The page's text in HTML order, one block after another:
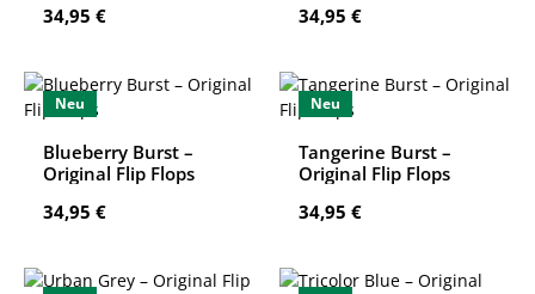
Regulärer Preis:
34,95 €
Regulärer Preis:
34,95 €
Neu
Blueberry Burst –
Original Flip Flops
Regulärer Preis:
34,95 €
Neu
Tangerine Burst –
Original Flip Flops
Regulärer Preis:
34,95 €